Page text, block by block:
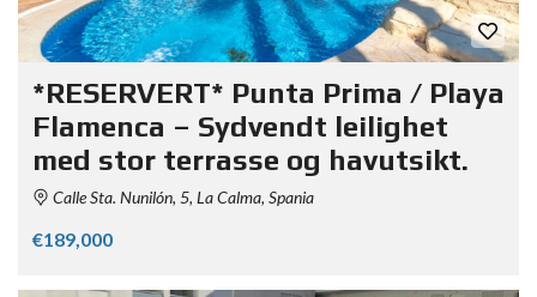
*RESERVERT* Punta Prima / Playa
Flamenca – Sydvendt leilighet
med stor terrasse og havutsikt.
Calle Sta. Nunilón, 5, La Calma, Spania
€189,000